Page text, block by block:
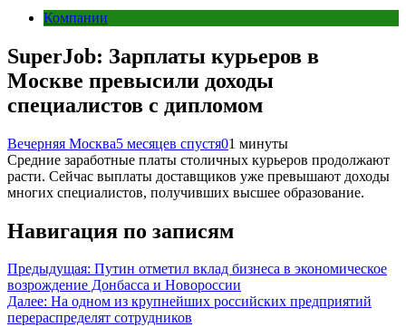
Компании
SuperJob: Зарплаты курьеров в
Москве превысили доходы
специалистов с дипломом
Вечерняя Москва5 месяцев спустя01 минуты
Средние заработные платы столичных курьеров продолжают
расти. Сейчас выплаты доставщиков уже превышают доходы
многих специалистов, получивших высшее образование.
Навигация по записям
Предыдущая: Путин отметил вклад бизнеса в экономическое
возрождение Донбасса и Новороссии
Далее: На одном из крупнейших российских предприятий
перераспределят сотрудников